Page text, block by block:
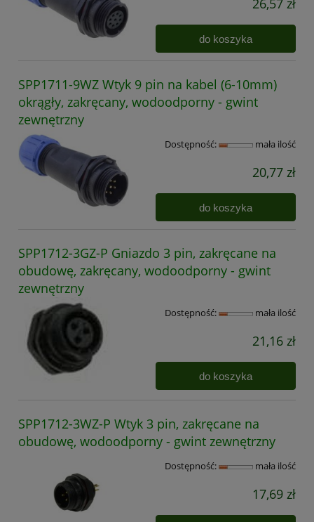
26,57 zł
do koszyka
SPP1711-9WZ Wtyk 9 pin na kabel (6-10mm)
okrągły, zakręcany, wodoodporny - gwint
zewnętrzny
Dostępność: mała ilość
20,77 zł
do koszyka
SPP1712-3GZ-P Gniazdo 3 pin, zakręcane na
obudowę, zakręcany, wodoodporny - gwint
zewnętrzny
Dostępność: mała ilość
21,16 zł
do koszyka
SPP1712-3WZ-P Wtyk 3 pin, zakręcane na
obudowę, wodoodporny - gwint zewnętrzny
Dostępność: mała ilość
17,69 zł